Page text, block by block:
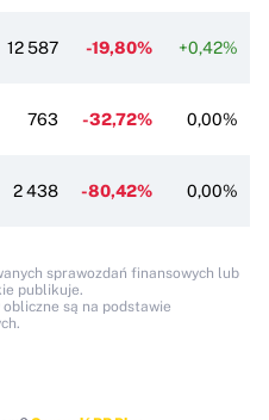
12 587 -19,80% +0,42%
763 -32,72% 0,00%
2 438 -80,42% 0,00%
sprawozdań finansowych lub
publikuje.
są na podstawie